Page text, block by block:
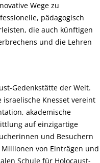
Wege zu
pädagogisch
die auch künftigen
und die Lehren
Gedenkstätte der Welt.
Knesset vereint
akademische
auf einzigartige
und Besuchern
von Einträgen und
Schule für Holocaust-